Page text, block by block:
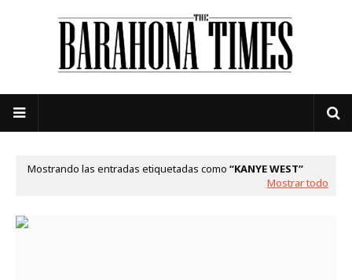
Mostrando las entradas etiquetadas como
KANYE WEST
Mostrar todo